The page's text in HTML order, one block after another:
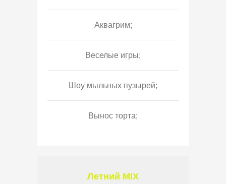
Аквагрим;
Веселые игры;
Шоу мыльных пузырей;
Вынос торта;
Летний MIX